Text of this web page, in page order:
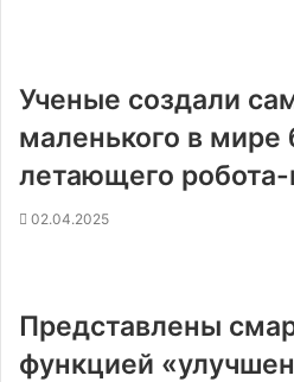
Ученые создали
маленького в мире
летающего
02.04.2025
Представлены
функцией